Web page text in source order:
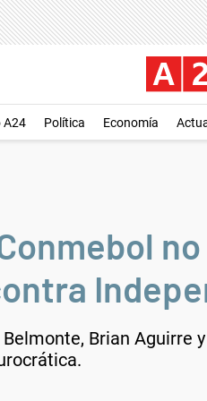
A24 Política Economía
Brian